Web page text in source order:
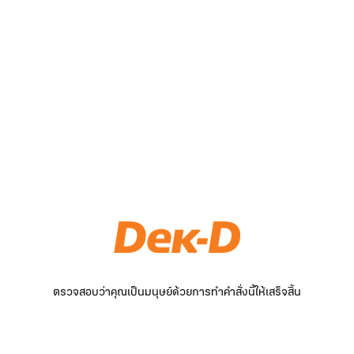
ตรวจสอบว่าคุณเป็นมนุษย์ด้วยการทำคำสั่งนี้ให้เสร็จสิ้น